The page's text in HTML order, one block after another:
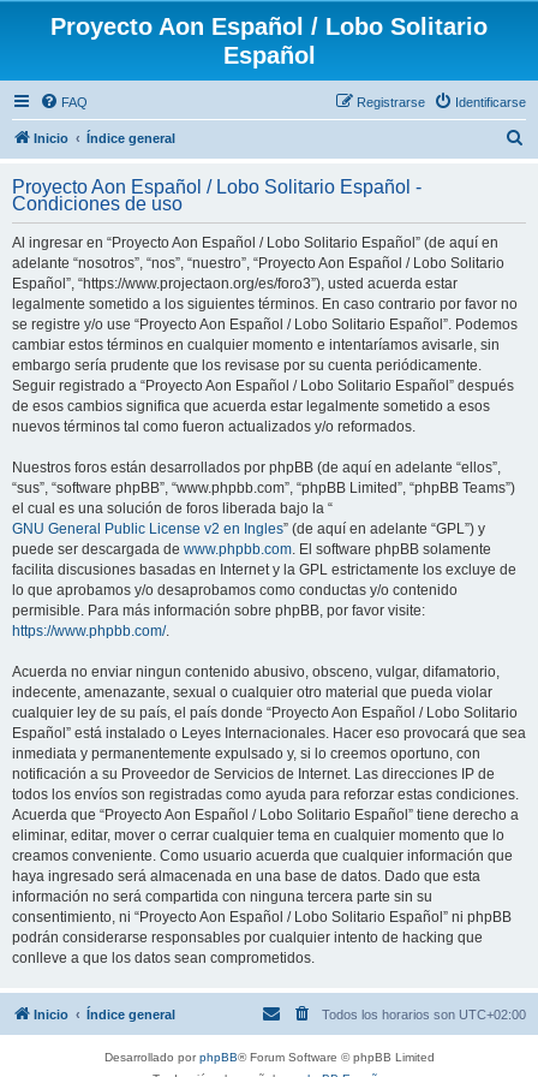
Proyecto Aon Español / Lobo Solitario
Español
FAQ Identificarse
Registrarse
Inicio Índice general
c
Proyecto Aon Español / Lobo Solitario Español -
Condiciones de uso
Al ingresar en “Proyecto Aon Español / Lobo Solitario Español” (de aquí en
adelante “nosotros”, “nos”, “nuestro”, “Proyecto Aon Español / Lobo Solitario
Español”, “https://www.projectaon.org/es/foro3”), usted acuerda estar
legalmente sometido a los siguientes términos. En caso contrario por favor no
se registre y/o use “Proyecto Aon Español / Lobo Solitario Español”. Podemos
cambiar estos términos en cualquier momento e intentaríamos avisarle, sin
embargo sería prudente que los revisase por su cuenta periódicamente.
Seguir registrado a “Proyecto Aon Español / Lobo Solitario Español” después
de esos cambios significa que acuerda estar legalmente sometido a esos
nuevos términos tal como fueron actualizados y/o reformados.
Nuestros foros están desarrollados por phpBB (de aquí en adelante “ellos”,
“sus”, “software phpBB”, “www.phpbb.com”, “phpBB Limited”, “phpBB Teams”)
el cual es una solución de foros liberada bajo la “
GNU General Public License v2 en Ingles” (de aquí en adelante “GPL”) y
puede ser descargada de www.phpbb.com. El software phpBB solamente
facilita discusiones basadas en Internet y la GPL estrictamente los excluye de
lo que aprobamos y/o desaprobamos como conductas y/o contenido
permisible. Para más información sobre phpBB, por favor visite:
https://www.phpbb.com/.
Acuerda no enviar ningun contenido abusivo, obsceno, vulgar, difamatorio,
indecente, amenazante, sexual o cualquier otro material que pueda violar
cualquier ley de su país, el país donde “Proyecto Aon Español / Lobo Solitario
Español” está instalado o Leyes Internacionales. Hacer eso provocará que sea
inmediata y permanentemente expulsado y, si lo creemos oportuno, con
notificación a su Proveedor de Servicios de Internet. Las direcciones IP de
todos los envíos son registradas como ayuda para reforzar estas condiciones.
Acuerda que “Proyecto Aon Español / Lobo Solitario Español” tiene derecho a
eliminar, editar, mover o cerrar cualquier tema en cualquier momento que lo
creamos conveniente. Como usuario acuerda que cualquier información que
haya ingresado será almacenada en una base de datos. Dado que esta
información no será compartida con ninguna tercera parte sin su
consentimiento, ni “Proyecto Aon Español / Lobo Solitario Español” ni phpBB
podrán considerarse responsables por cualquier intento de hacking que
conlleve a que los datos sean comprometidos.
Inicio Índice general Todos los horarios son UTC+02:00
Desarrollado porphpBB® Forum Software © phpBB Limited